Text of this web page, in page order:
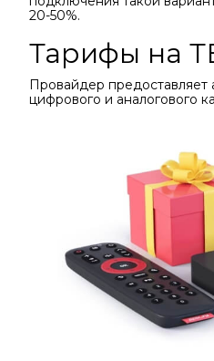
20-50%.
Тарифы на
Провайдер предоставляет
цифрового и аналогового